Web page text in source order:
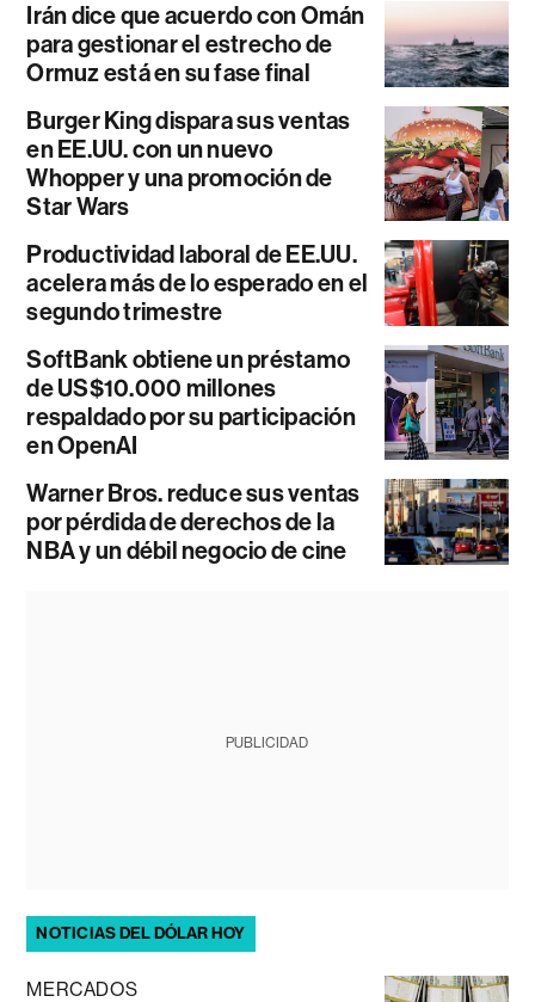
Irán dice que acuerdo con Omán
para gestionar el estrecho de
Ormuz está en su fase final
Burger King dispara sus ventas
en EE.UU. con un nuevo
Whopper y una promoción de
Star Wars
Productividad laboral de EE.UU.
acelera más de lo esperado en el
segundo trimestre
SoftBank obtiene un préstamo
de US$10.000 millones
respaldado por su participación
en OpenAI
Warner Bros. reduce sus ventas
por pérdida de derechos de la
NBA y un débil negocio de cine
PUBLICIDAD
NOTICIAS DEL DÓLAR HOY
MERCADOS